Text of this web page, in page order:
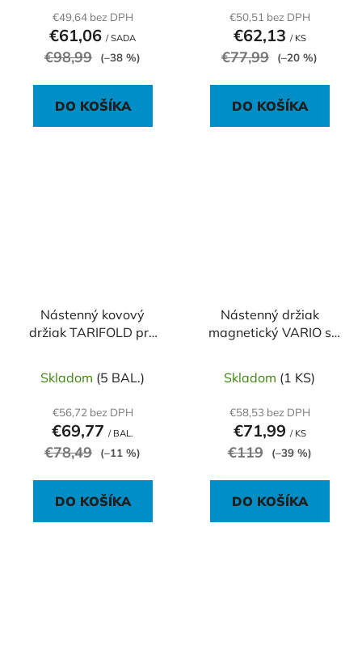
€49,64 bez DPH
€61,06 / SADA
€98,99 (–38 %)
DO KOŠÍKA
€50,51 bez DPH
€62,13 / KS
€77,99 (–20 %)
DO KOŠÍKA
Nástenný kovový
držiak TARIFOLD pre
Skladom (5 BAL.)
€56,72 bez DPH
€69,77 / BAL.
€78,49 (–11 %)
DO KOŠÍKA
Nástenný držiak
magnetický VARIO s
Skladom (1 KS)
€58,53 bez DPH
€71,99 / KS
€119 (–39 %)
DO KOŠÍKA